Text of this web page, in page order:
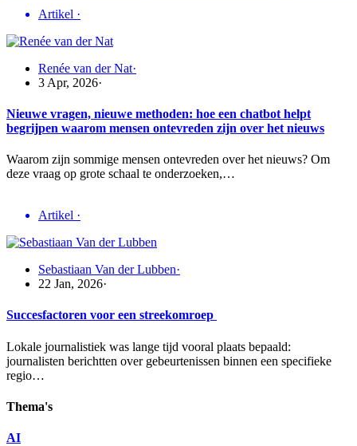
Artikel ·
Renée van der Nat·
3 Apr, 2026·
Nieuwe vragen, nieuwe methoden: hoe een chatbot helpt
begrijpen waarom mensen ontevreden zijn over het nieuws
Waarom zijn sommige mensen ontevreden over het nieuws? Om
deze vraag op grote schaal te onderzoeken,…
Artikel ·
Sebastiaan Van der Lubben·
22 Jan, 2026·
Succesfactoren voor een streekomroep
Lokale journalistiek was lange tijd vooral plaats bepaald:
journalisten berichtten over gebeurtenissen binnen een specifieke
regio…
Thema's
AI